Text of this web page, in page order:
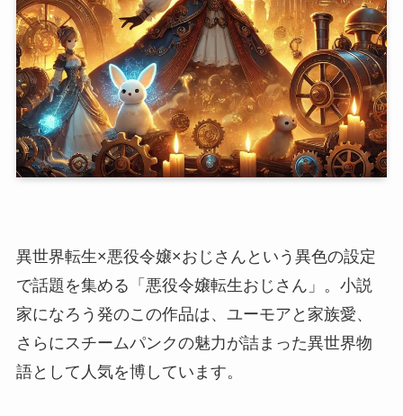
異世界転生×悪役令嬢×おじさんという異色の設定
で話題を集める「悪役令嬢転生おじさん」。小説
家になろう発のこの作品は、ユーモアと家族愛、
さらにスチームパンクの魅力が詰まった異世界物
語として人気を博しています。